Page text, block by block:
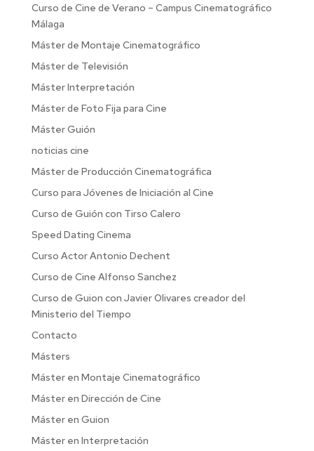
Curso de Cine de Verano – Campus Cinematográfico
Málaga
Máster de Montaje Cinematográfico
Máster de Televisión
Máster Interpretación
Máster de Foto Fija para Cine
Máster Guión
noticias cine
Máster de Producción Cinematográfica
Curso para Jóvenes de Iniciación al Cine
Curso de Guión con Tirso Calero
Speed Dating Cinema
Curso Actor Antonio Dechent
Curso de Cine Alfonso Sanchez
Curso de Guion con Javier Olivares creador del
Ministerio del Tiempo
Contacto
Másters
Máster en Montaje Cinematográfico
Máster en Dirección de Cine
Máster en Guion
Máster en Interpretación